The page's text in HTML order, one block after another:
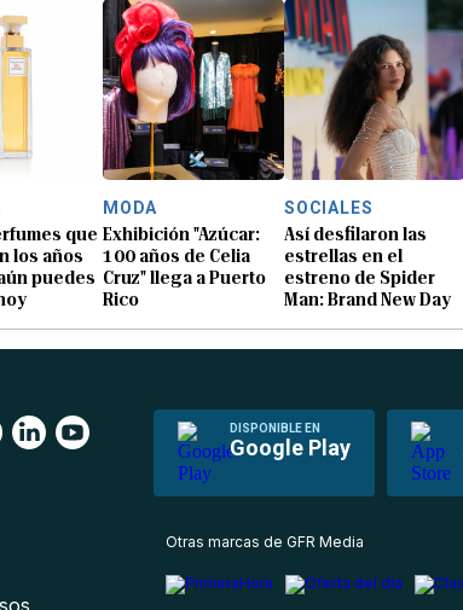
que
los años
puedes
MODA
Exhibición "Azúcar:
100 años de Celia
Cruz" llega a Puerto
Rico
SOCIALES
Así desfilaron las
estrellas en el
estreno de Spider
Man: Brand New Day
DISPONIBLE EN
Google Play
Otras marcas de GFR Media